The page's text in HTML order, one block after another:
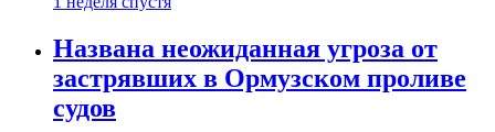
Названа неожиданная угроза от
застрявших в Ормузском проливе
судов